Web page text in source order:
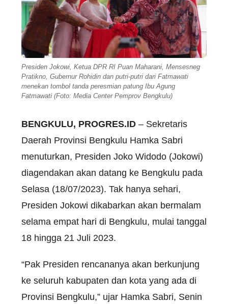
Presiden Jokowi, Ketua DPR RI Puan Maharani, Mensesneg
Pratikno, Gubernur Rohidin dan putri-putri dari Fatmawati
menekan tombol tanda peresmian patung Ibu Agung
Fatmawati (Foto: Media Center Pemprov Bengkulu)
BENGKULU, PROGRES.ID – Sekretaris
Daerah Provinsi Bengkulu Hamka Sabri
menuturkan, Presiden Joko Widodo (Jokowi)
diagendakan akan datang ke Bengkulu pada
Selasa (18/07/2023). Tak hanya sehari,
Presiden Jokowi dikabarkan akan bermalam
selama empat hari di Bengkulu, mulai tanggal
18 hingga 21 Juli 2023.
“Pak Presiden rencananya akan berkunjung
ke seluruh kabupaten dan kota yang ada di
Provinsi Bengkulu,” ujar Hamka Sabri, Senin